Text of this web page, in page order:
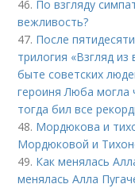
46. По взгляду
вежливость?
47. После
трилогия «Взгляд
быте советских
героиня Люба могла
тогда бил все
48. Мордюкова и
Мордюковой и
49. Как менялась
менялась Алла